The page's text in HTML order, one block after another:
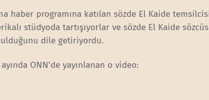
haber programına katılan sözde El Kaide
stüdyoda tartışıyorlar ve sözde El Kaide
dile getiriyordu.
ayında ONN’de yayınlanan o video: